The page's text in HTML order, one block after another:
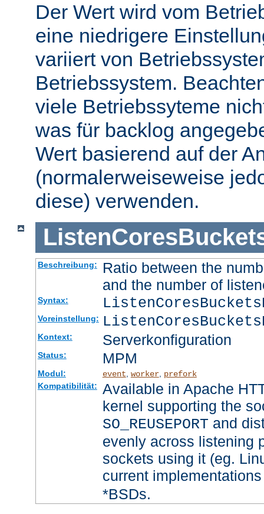
Der Wert wird vom
eine niedrigere
variiert von
Betriebssystem.
viele Betriebssyteme
was für backlog
Wert basierend auf der
(normalerweiseweise
diese) verwenden.
Beschreibung:
Ratio between the
and the number of
Syntax:
Voreinstellung:
Kontext: Serverkonfiguration
Status: MPM
Modul: event worker, prefork
Kompatibilität:
Available in Apache
kernel supporting the
SO_REUSEPORT and
evenly across listening
sockets using it (eg.
current
*BSDs.